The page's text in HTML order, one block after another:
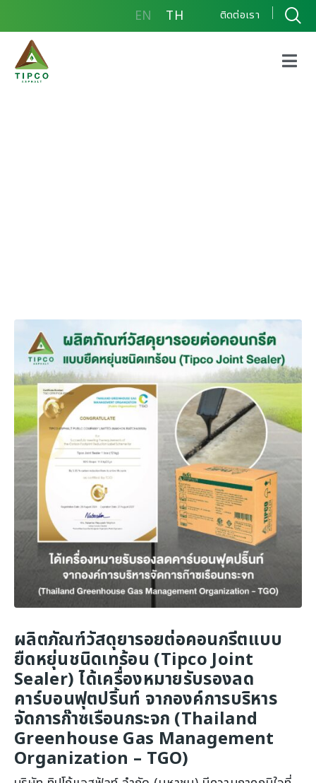
EN TH ติดต่อเรา
ผลิตภัณฑ์วัสดุยารอยต่อ
คอนกรีตแบบยืดหยุ่นชนิด
เทร้อน (Tipco Joint
ผลิตภัณฑ์วัสดุยารอยต่อคอนกรีตแบบ
ยืดหยุ่นชนิดเทร้อน (Tipco Joint
Sealer) ได้เครื่องหมายรับรองลด
คาร์บอนฟุตปริ้นท์ จากองค์การบริหาร
จัดการก๊าซเรือนกระจก (Thailand
Greenhouse Gas Management
Organization – TGO)